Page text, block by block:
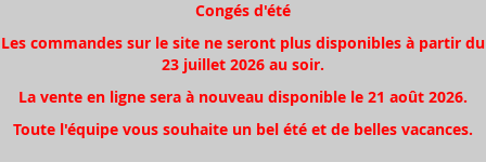
Congés d'été
Les commandes sur le site ne seront plus disponibles à partir du
23 juillet 2026 au soir.
La vente en ligne sera à nouveau disponible le 21 août 2026.
Toute l'équipe vous souhaite un bel été et de belles vacances.